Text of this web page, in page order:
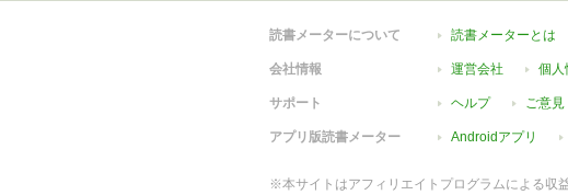
読書メーターについて 読書メーターとは
会社情報 運営会社 個人
サポート ヘルプ ご意見
アプリ版読書メーター Androidアプリ
※本サイトはアフィリエイトプログラムによる収